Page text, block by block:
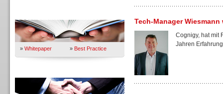
» Whitepaper » Best Practice
Tech-Manager
Cognigy, hat mit
Jahren